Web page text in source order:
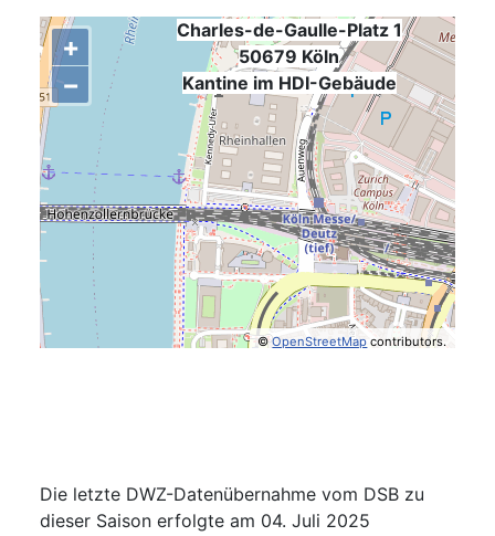
+
−
©OpenStreetMap contributors.
Charles-de-Gaulle-Platz 1
50679 Köln
Kantine im HDI-Gebäude
,
Die letzte DWZ-Datenübernahme vom DSB zu
dieser Saison erfolgte am 04. Juli 2025